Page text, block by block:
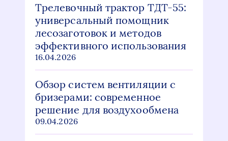
Трелевочный трактор ТДТ-55:
универсальный помощник
лесозаготовок и методов
эффективного использования
16.04.2026
Обзор систем вентиляции с
бризерами: современное
решение для воздухообмена
09.04.2026